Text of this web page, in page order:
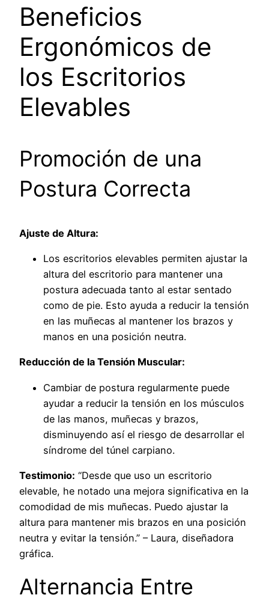
Beneficios
Ergonómicos de
los Escritorios
Elevables
Promoción de una
Postura Correcta
Ajuste de Altura:
Los escritorios elevables permiten ajustar la
altura del escritorio para mantener una
postura adecuada tanto al estar sentado
como de pie. Esto ayuda a reducir la tensión
en las muñecas al mantener los brazos y
manos en una posición neutra.
Reducción de la Tensión Muscular:
Cambiar de postura regularmente puede
ayudar a reducir la tensión en los músculos
de las manos, muñecas y brazos,
disminuyendo así el riesgo de desarrollar el
síndrome del túnel carpiano.
Testimonio: “Desde que uso un escritorio
elevable, he notado una mejora significativa en la
comodidad de mis muñecas. Puedo ajustar la
altura para mantener mis brazos en una posición
neutra y evitar la tensión.” – Laura, diseñadora
gráfica.
Alternancia Entre